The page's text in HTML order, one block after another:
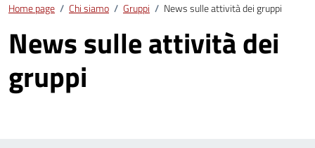
Home page / Chi siamo / Gruppi / News sulle attività dei gruppi
News sulle attività dei
gruppi